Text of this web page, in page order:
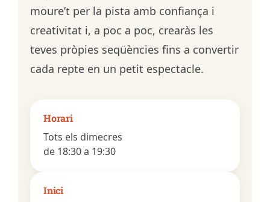
moure’t per la pista amb confiança i
creativitat i, a poc a poc, crearàs les
teves pròpies seqüències fins a convertir
cada repte en un petit espectacle.
Horari
Tots els dimecres
de 18:30 a 19:30
Inici